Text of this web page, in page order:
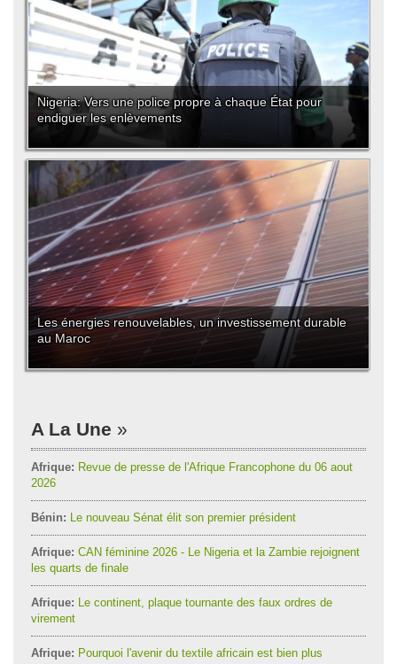
Nigeria: Vers une police propre à chaque État pour
endiguer les enlèvements
Les énergies renouvelables, un investissement durable
au Maroc
A La Une
Afrique: Revue de presse de l'Afrique Francophone du 06 aout
2026
Bénin: Le nouveau Sénat élit son premier président
Afrique: CAN féminine 2026 - Le Nigeria et la Zambie rejoignent
les quarts de finale
Afrique: Le continent, plaque tournante des faux ordres de
virement
Afrique: Pourquoi l'avenir du textile africain est bien plus